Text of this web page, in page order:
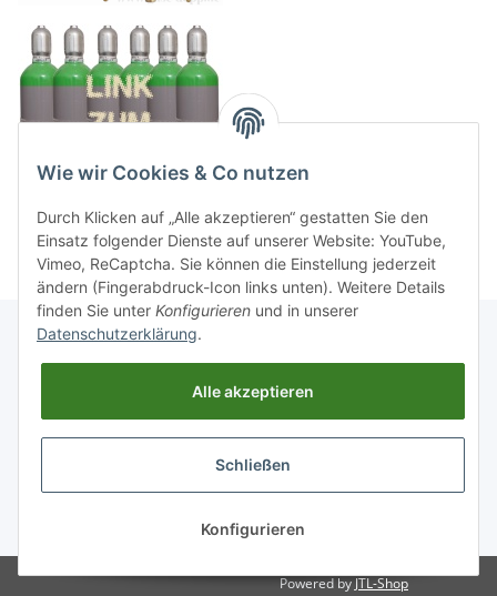
Gesetzliche Informationen
Powered by JTL-Shop
Wie wir Cookies & Co nutzen
Durch Klicken auf „Alle akzeptieren“ gestatten Sie den
Einsatz folgender Dienste auf unserer Website: YouTube,
Vimeo, ReCaptcha. Sie können die Einstellung jederzeit
ändern (Fingerabdruck-Icon links unten). Weitere Details
finden Sie unter Konfigurieren und in unserer
Datenschutzerklärung.
Alle akzeptieren
Schließen
Konfigurieren